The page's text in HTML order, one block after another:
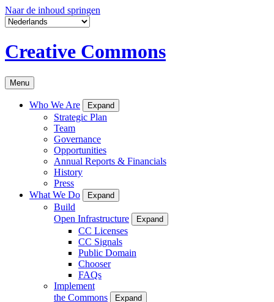
Naar de inhoud springen
Creative Commons
Menu
Who We Are Expand
Strategic Plan
Team
Governance
Opportunities
Annual Reports & Financials
History
Press
What We Do
Expand
Build
Open Infrastructure
Expand
CC Licenses
CC Signals
Public Domain
Chooser
FAQs
Implement
the Commons
Expand